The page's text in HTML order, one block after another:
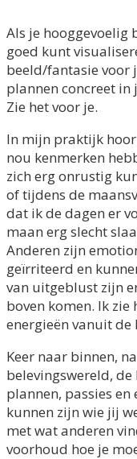
Als je hooggevoelig
goed kunt
beeld/fantasie voor
plannen concreet in
Zie het voor je.
In mijn praktijk hoor
nou kenmerken
zich erg onrustig
of tijdens de
dat ik de dagen er
maan erg slecht
Anderen zijn
geïrriteerd en
van uitgeblust zijn
boven komen. Ik zie
energieën vanuit de
Keer naar binnen,
belevingswereld,
plannen, passies
kunnen zijn wie jij
met wat anderen
voorhoud hoe je